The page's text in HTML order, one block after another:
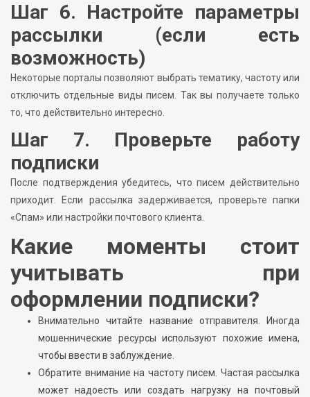
Шаг 6. Настройте параметры
рассылки (если есть
возможность)
Некоторые порталы позволяют выбрать тематику, частоту или
отключить отдельные виды писем. Так вы получаете только
то, что действительно интересно.
Шаг 7. Проверьте работу
подписки
После подтверждения убедитесь, что писем действительно
приходит. Если рассылка задерживается, проверьте папки
«Спам» или настройки почтового клиента.
Какие моменты стоит
учитывать при
оформлении подписки?
Внимательно читайте название отправителя. Иногда
мошеннические ресурсы используют похожие имена,
чтобы ввести в заблуждение.
Обратите внимание на частоту писем. Частая рассылка
может надоесть или создать нагрузку на почтовый